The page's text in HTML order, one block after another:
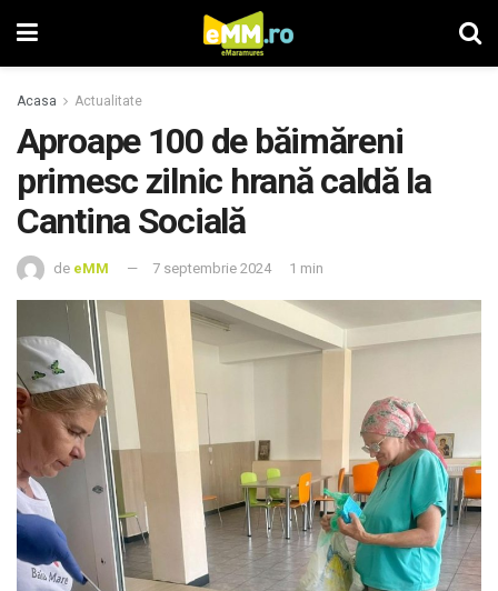
Acasa Actualitate
Aproape 100 de băimăreni
primesc zilnic hrană caldă la
Cantina Socială
de eMM 7 septembrie 2024 1 min